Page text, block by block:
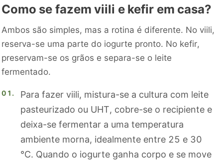
Como se fazem viili e kefir em casa?
Ambos são simples, mas a rotina é diferente. No viili,
reserva-se uma parte do iogurte pronto. No kefir,
preservam-se os grãos e separa-se o leite
fermentado.
Para fazer viili, mistura-se a cultura com leite
pasteurizado ou UHT, cobre-se o recipiente e
deixa-se fermentar a uma temperatura
ambiente morna, idealmente entre 25 e 30
°C. Quando o iogurte ganha corpo e se move